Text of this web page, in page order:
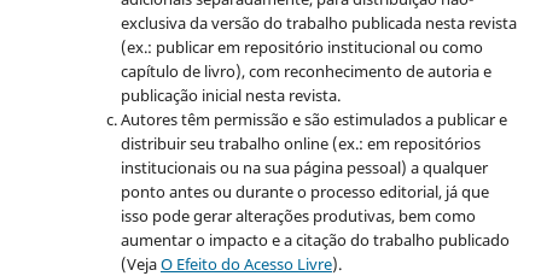
exclusiva da versão do trabalho publicada nesta revista
(ex.: publicar em repositório institucional ou como
capítulo de livro), com reconhecimento de autoria e
publicação inicial nesta revista.
Autores têm permissão e são estimulados a publicar e
distribuir seu trabalho online (ex.: em repositórios
institucionais ou na sua página pessoal) a qualquer
ponto antes ou durante o processo editorial, já que
isso pode gerar alterações produtivas, bem como
aumentar o impacto e a citação do trabalho publicado
(VejaO Efeito do Acesso Livre).